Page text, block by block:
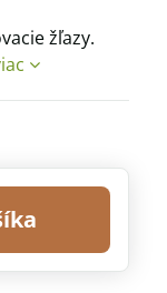
žľazy.